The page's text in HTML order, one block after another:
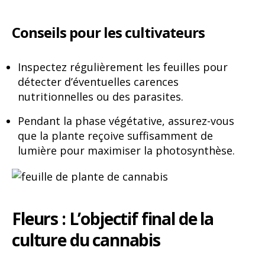
Conseils pour les cultivateurs
Inspectez régulièrement les feuilles pour
détecter d’éventuelles carences
nutritionnelles ou des parasites.
Pendant la phase végétative, assurez-vous
que la plante reçoive suffisamment de
lumière pour maximiser la photosynthèse.
Fleurs : L’objectif final de la
culture du cannabis